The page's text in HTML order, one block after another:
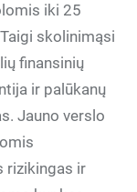
iki 25
skolinimąsi
finansinių
ir palūkanų
Jauno verslo
rizikingas ir